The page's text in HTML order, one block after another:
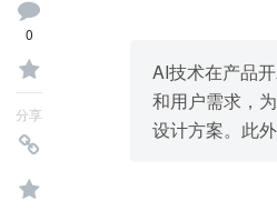
0
分享
AI技术在产品
和用户需求，
设计方案。此外